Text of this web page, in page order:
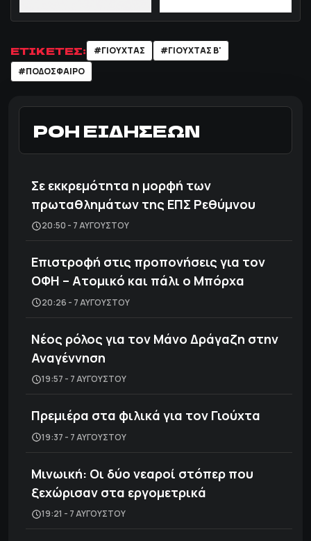
ΕΤΙΚΕΤΕΣ: #ΓΙΟΥΧΤΑΣ
#ΓΙΟΥΧΤΑΣ Β'
#ΠΟΔΌΣΦΑΙΡΟ
ΡΟΗ ΕΙΔΗΣΕΩΝ
Σε εκκρεμότητα η μορφή των
πρωταθλημάτων της ΕΠΣ Ρεθύμνου
20:50 - 7 ΑΥΓΟΎΣΤΟΥ
Επιστροφή στις προπονήσεις για τον
ΟΦΗ – Ατομικό και πάλι ο Μπόρχα
20:26 - 7 ΑΥΓΟΎΣΤΟΥ
Νέος ρόλος για τον Μάνο Δράγαζη στην
Αναγέννηση
19:57 - 7 ΑΥΓΟΎΣΤΟΥ
Πρεμιέρα στα φιλικά για τον Γιούχτα
19:37 - 7 ΑΥΓΟΎΣΤΟΥ
Μινωική: Οι δύο νεαροί στόπερ που
ξεχώρισαν στα εργομετρικά
19:21 - 7 ΑΥΓΟΎΣΤΟΥ